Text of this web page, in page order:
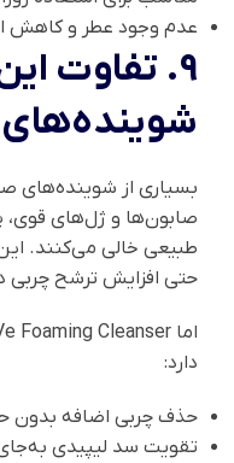
عدم وجود عطر و کاهش
9. تفاوت
شوینده‌های
بسیاری از شوینده‌های
صابون‌ها و ژل‌های قوی،
طبیعی خالی می‌کنند.
حتی افزایش ترشح
دارد:
حذف چربی اضافه
تقویت سد لیپیدی